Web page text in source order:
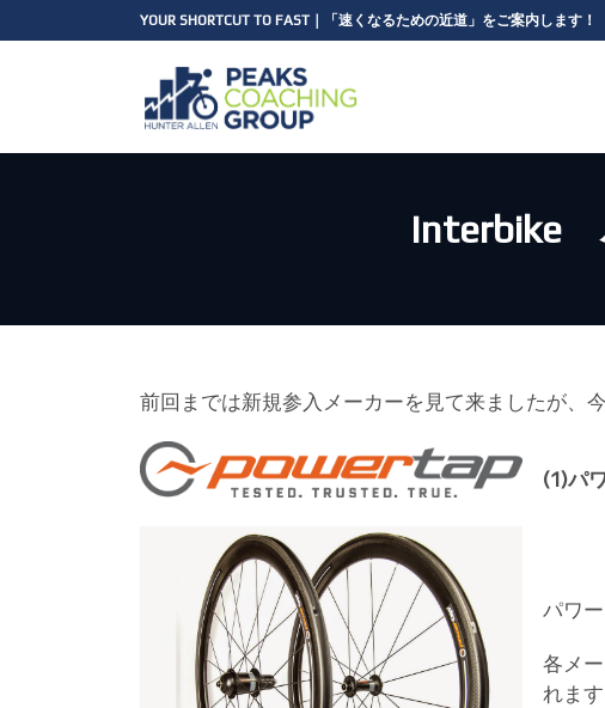
ン
へ
ビ
ョ
YOUR SHORTCUT TO FAST｜「速くなるための近道」をご案内します！
Interbike
前回までは新規参入メーカーを見て来ましたが、
(1)パ
パワ
各メ
れます